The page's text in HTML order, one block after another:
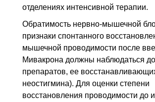
отделениях интенсивной терапии.
Обратимость нервно-мышечной
признаки спонтанного
мышечной проводимости после
Мивакрона должны наблюдаться
препаратов, ее
неостигмина). Для оценки степени
восстановления проводимости до